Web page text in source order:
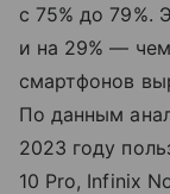
с 75% до 79%.
и на 29% —
смартфонов
По данным
2023 году
10 Pro, Infinix